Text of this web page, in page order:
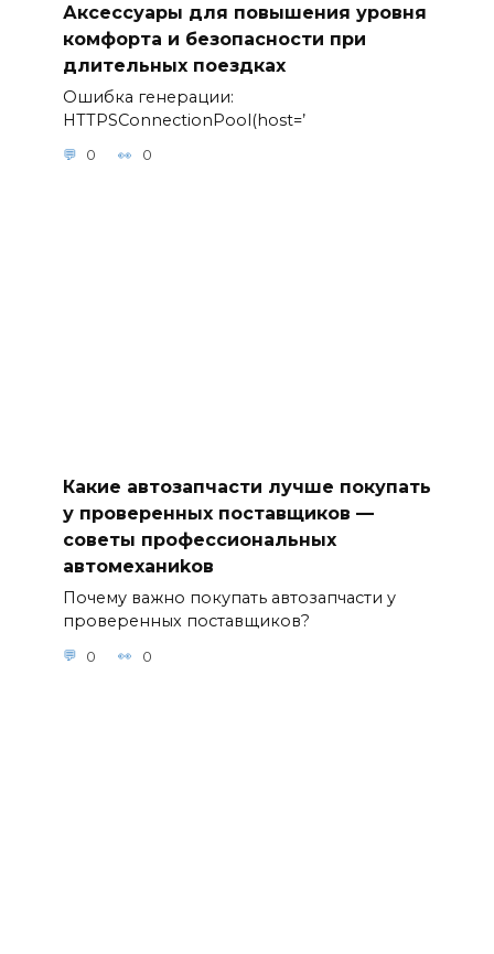
Аксессуары для повышения уровня
комфорта и безопасности при
длительных поездках
Ошибка генерации:
HTTPSConnectionPool(host=’
0 0
Какие автозапчасти лучше покупать
у проверенных поставщиков —
советы профессиональных
автомеханиkов
Почему важно покупать автозапчасти у
проверенных поставщиков?
0 0